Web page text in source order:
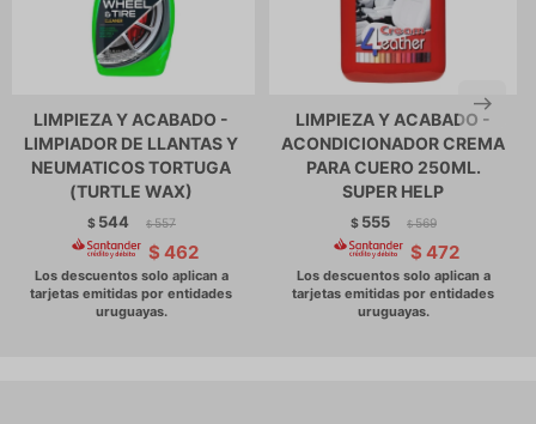
LIMPIEZA Y ACABADO -
LIMPIADOR DE LLANTAS Y
NEUMATICOS TORTUGA
(TURTLE WAX)
$ 544 $ 557
$ 462
LIMPIEZA Y ACABADO -
ACONDICIONADOR CREMA
PARA CUERO 250ML.
SUPER HELP
$ 555 $ 569
$ 472